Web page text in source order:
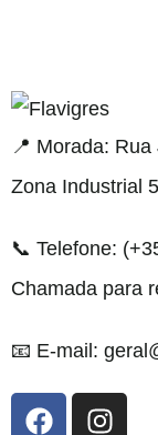
adresi
📍 Morada:
Zona Industrial
📞 Telefone:
Chamada para
📧 E-mail: